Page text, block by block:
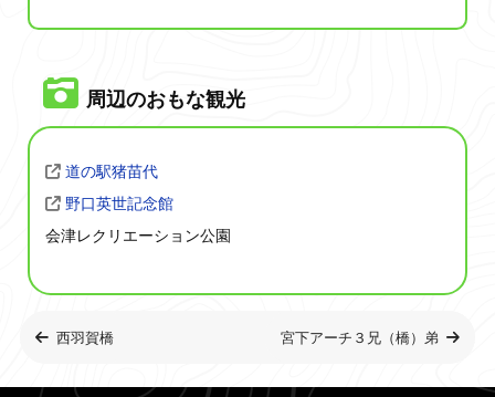
周辺のおもな観光
道の駅猪苗代
野口英世記念館
会津レクリエーション公園
西羽賀橋 宮下アーチ３兄（橋）弟